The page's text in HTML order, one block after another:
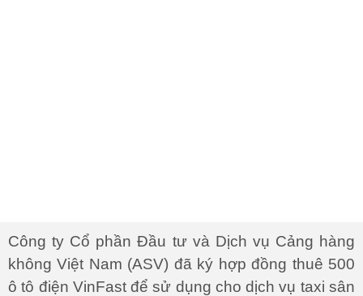
Công ty Cổ phần Đầu tư và Dịch vụ Cảng hàng
không Việt Nam (ASV) đã ký hợp đồng thuê 500
ô tô điện VinFast để sử dụng cho dịch vụ taxi sân